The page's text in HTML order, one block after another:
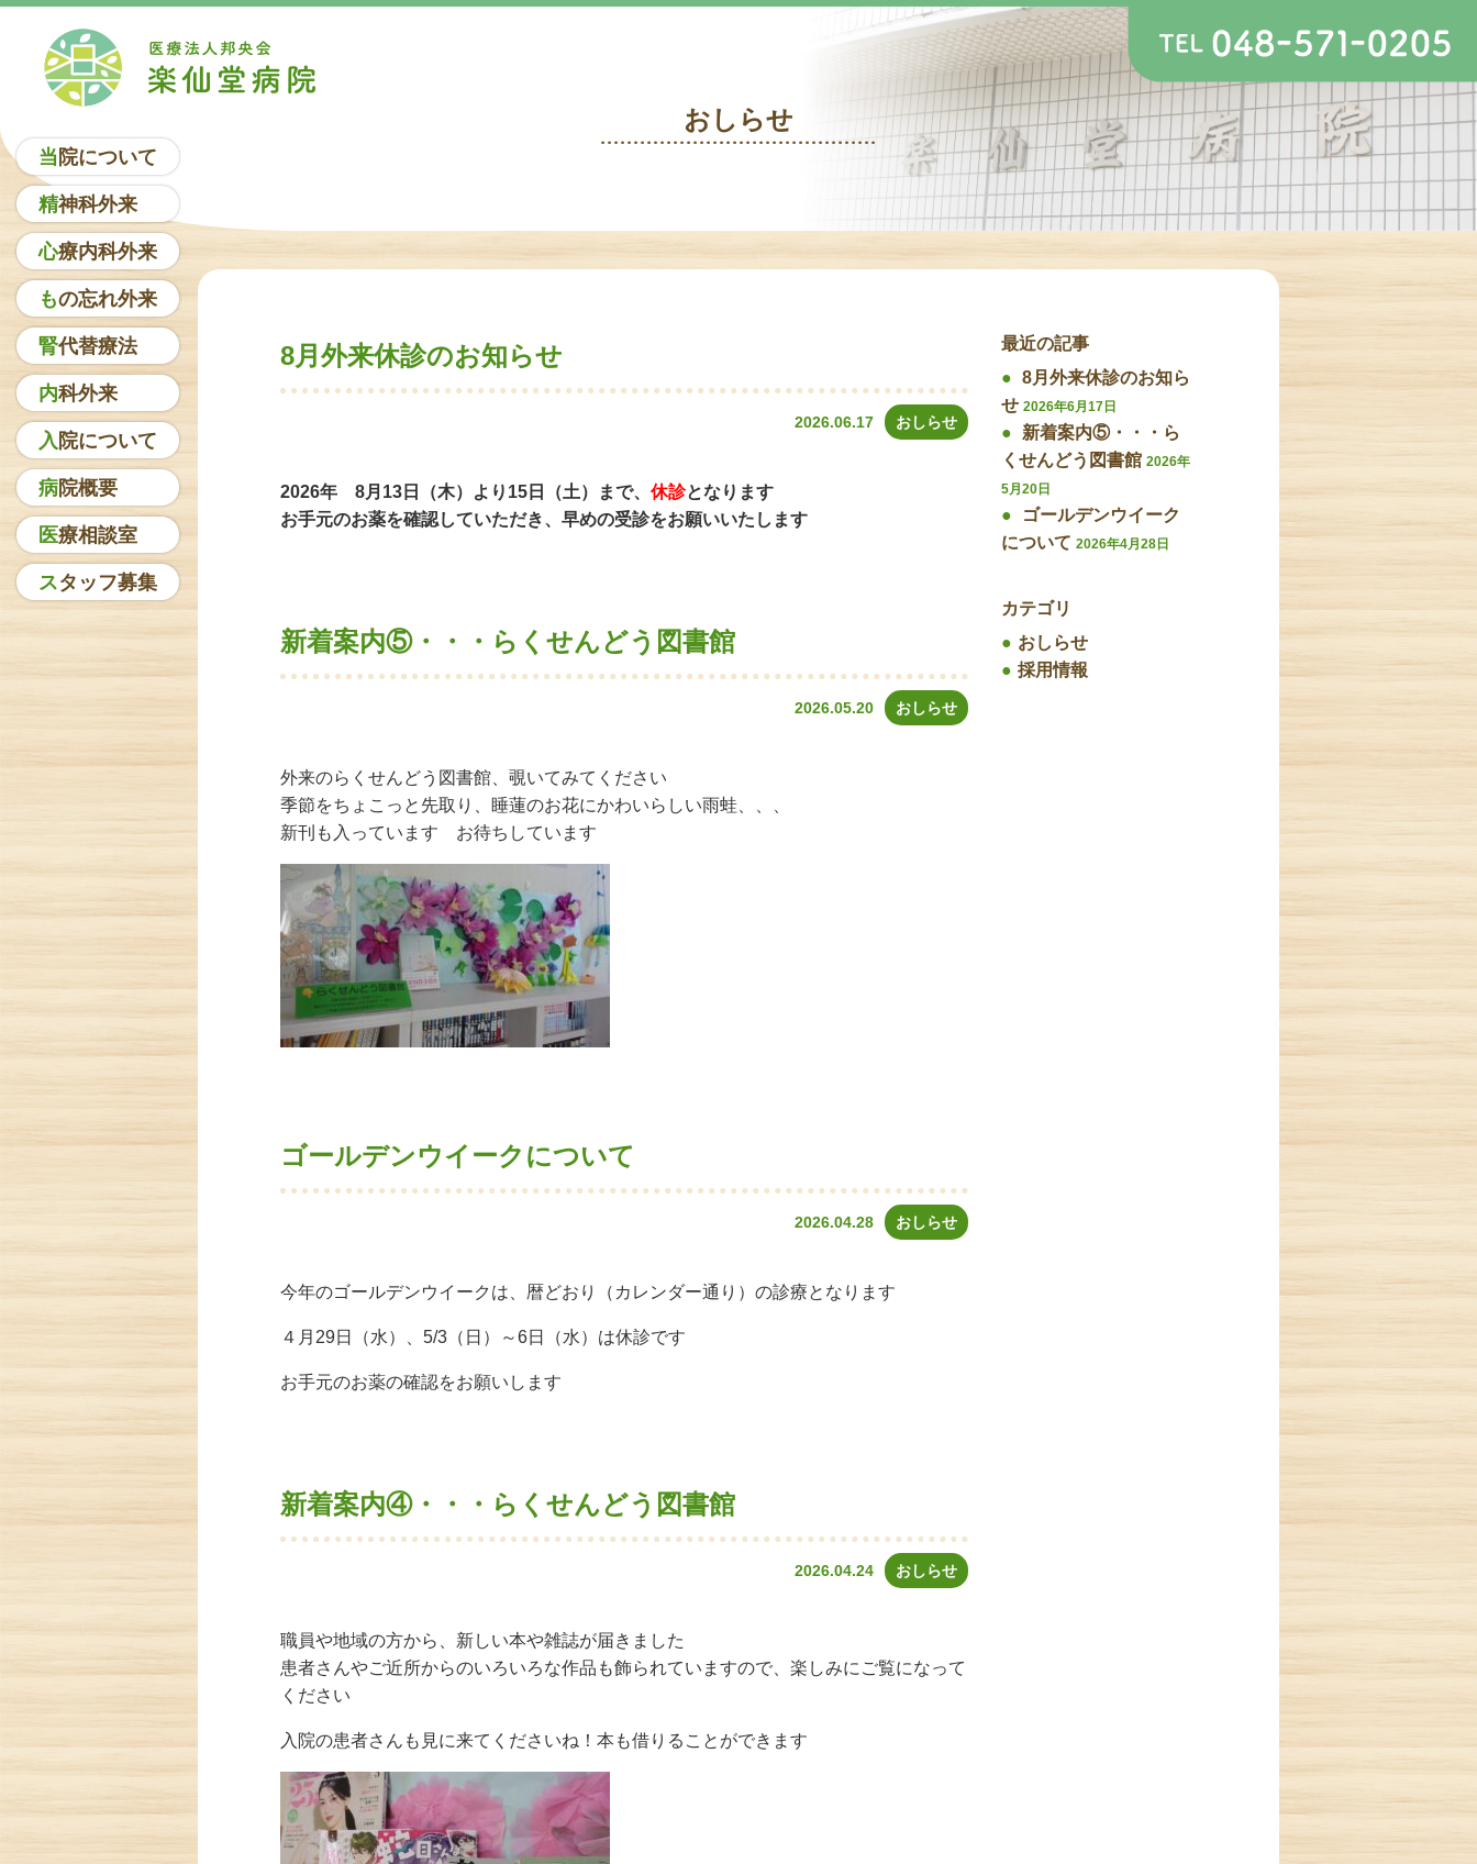
当院について
精神科外来
心療内科外来
もの忘れ外来
腎代替療法
内科外来
入院について
病院概要
医療相談室
スタッフ募集
おしらせ
8月外来休診のお知らせ
2026.06.17 おしらせ
2026年 8月13日（木）より15日（土）まで、 休診となります
お手元のお薬を確認していただき、早めの受診をお願いいたします
新着案内⑤・・・らくせんどう図書館
2026.05.20 おしらせ
外来のらくせんどう図書館、覗いてみてください
季節をちょこっと先取り、睡蓮のお花にかわいらしい雨蛙、、、
新刊も入っています お待ちしています
ゴールデンウイークについて
2026.04.28 おしらせ
今年のゴールデンウイークは、暦どおり（カレンダー通り）の診療となります
４月29日（水）、 5/3（日）～6日（水）は休診です
お手元のお薬の確認をお願いします
新着案内④・・・らくせんどう図書館
2026.04.24 おしらせ
職員や地域の方から、新しい本や雑誌が届きました
患者さんやご近所からのいろいろな作品も飾られていますので、楽しみにご覧になって
ください
入院の患者さんも見に来てくださいね！本も借りることができます
最近の記事
8月外来休診のお知ら
せ 2026年6月17日
新着案内⑤・・・ら
くせんどう図書館 2026年
5月20日
ゴールデンウイーク
について 2026年4月28日
カテゴリ
おしらせ
採用情報